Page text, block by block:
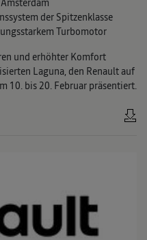
der Spitzenklasse
Turbomotor
und erhöhter Komfort
Laguna, den Renault auf
10. bis 20. Februar präsentiert.